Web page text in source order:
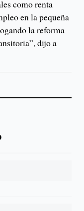
como renta
en la pequeña
la reforma
dijo a